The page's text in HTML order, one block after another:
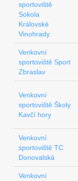
sportoviště
Sokola
Královské
Vinohrady
Venkovní
sportoviště Sport
Zbraslav
Venkovní
sportoviště Školy
Kavčí hory
Venkovní
sportoviště TC
Donovalská
Venkovní